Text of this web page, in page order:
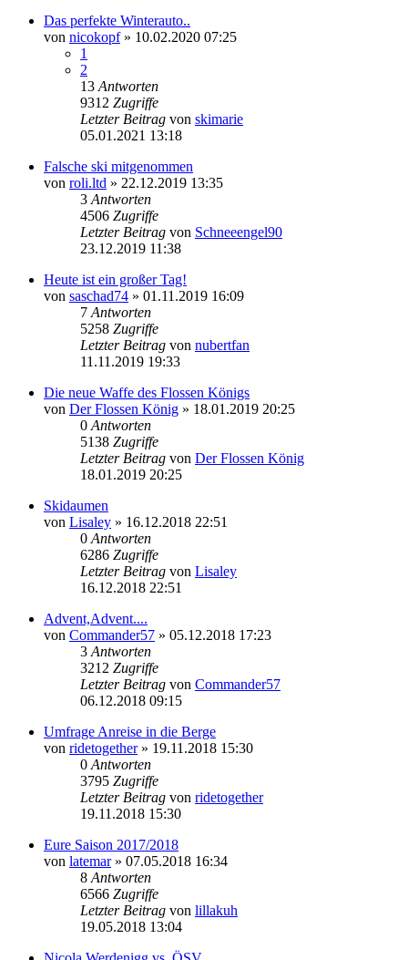
Das perfekte Winterauto..
von nicokopf» 10.02.2020 07:25
1
2
13 Antworten
9312 Zugriffe
Letzter Beitrag von skimarie
05.01.2021 13:18
Falsche ski mitgenommen
von roli.ltd » 22.12.2019 13:35
3 Antworten
4506 Zugriffe
Letzter Beitrag von Schneeengel90
23.12.2019 11:38
Heute ist ein großer Tag!
von saschad74 » 01.11.2019 16:09
7 Antworten
5258 Zugriffe
Letzter Beitrag von nubertfan
11.11.2019 19:33
Die neue Waffe des Flossen Königs
von Der Flossen König » 18.01.2019 20:25
0 Antworten
5138 Zugriffe
Letzter Beitrag von Der Flossen König
18.01.2019 20:25
Skidaumen
von Lisaley » 16.12.2018 22:51
0 Antworten
6286 Zugriffe
Letzter Beitrag von Lisaley
16.12.2018 22:51
Advent,Advent....
von Commander57 » 05.12.2018 17:23
3 Antworten
3212 Zugriffe
Letzter Beitrag von Commander57
06.12.2018 09:15
Umfrage Anreise in die Berge
von ridetogether» 19.11.2018 15:30
0 Antworten
3795 Zugriffe
Letzter Beitrag von ridetogether
19.11.2018 15:30
Eure Saison 2017/2018
von latemar» 07.05.2018 16:34
8 Antworten
6566 Zugriffe
Letzter Beitrag von lillakuh
19.05.2018 13:04